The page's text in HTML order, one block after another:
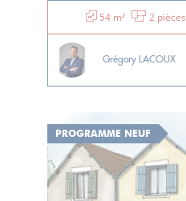
54 m² 2 pièces
Grégory LACOUX
PROGRAMME NEUF